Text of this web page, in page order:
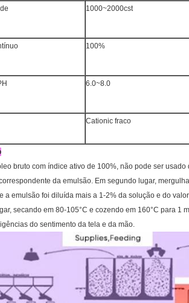
1000~2000cst
100%
6.0~8.0
Cationic fraco
bruto com índice ativo de 100%, não pode ser
da emulsão. Em segundo lugar,
a emulsão foi diluída mais a 1-2% da solução e do
secando em 80-105°C e cozendo em 160°C para 1
do sentimento da tela e da mão.